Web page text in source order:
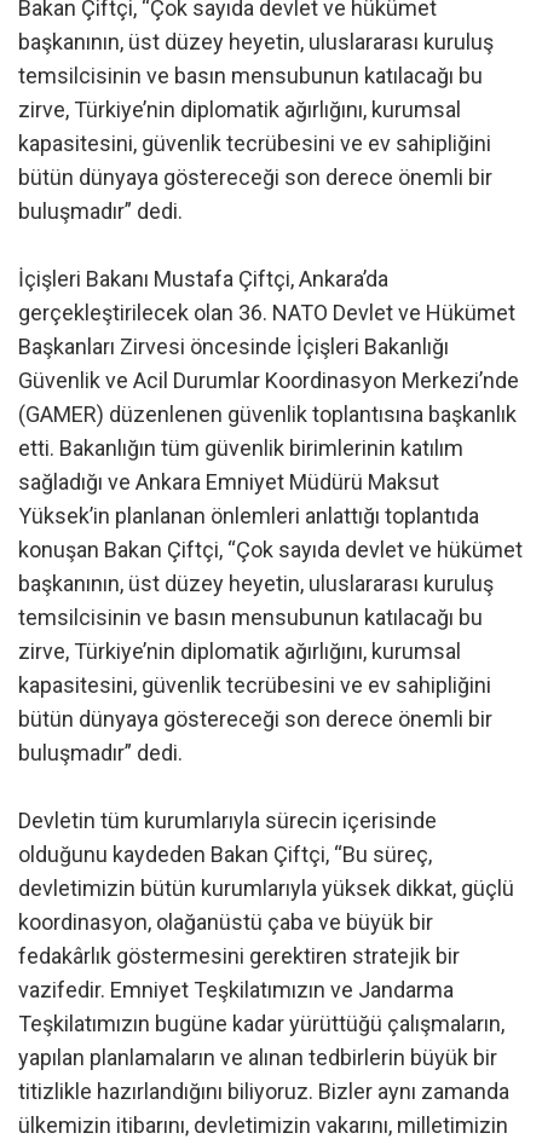
Bakan Çiftçi, “Çok sayıda devlet ve hükümet
başkanının, üst düzey heyetin, uluslararası kuruluş
temsilcisinin ve basın mensubunun katılacağı bu
zirve, Türkiye’nin diplomatik ağırlığını, kurumsal
kapasitesini, güvenlik tecrübesini ve ev sahipliğini
bütün dünyaya göstereceği son derece önemli bir
buluşmadır” dedi.
İçişleri Bakanı Mustafa Çiftçi, Ankara’da
gerçekleştirilecek olan 36. NATO Devlet ve Hükümet
Başkanları Zirvesi öncesinde İçişleri Bakanlığı
Güvenlik ve Acil Durumlar Koordinasyon Merkezi’nde
(GAMER) düzenlenen güvenlik toplantısına başkanlık
etti. Bakanlığın tüm güvenlik birimlerinin katılım
sağladığı ve Ankara Emniyet Müdürü Maksut
Yüksek’in planlanan önlemleri anlattığı toplantıda
konuşan Bakan Çiftçi, “Çok sayıda devlet ve hükümet
başkanının, üst düzey heyetin, uluslararası kuruluş
temsilcisinin ve basın mensubunun katılacağı bu
zirve, Türkiye’nin diplomatik ağırlığını, kurumsal
kapasitesini, güvenlik tecrübesini ve ev sahipliğini
bütün dünyaya göstereceği son derece önemli bir
buluşmadır” dedi.
Devletin tüm kurumlarıyla sürecin içerisinde
olduğunu kaydeden Bakan Çiftçi, “Bu süreç,
devletimizin bütün kurumlarıyla yüksek dikkat, güçlü
koordinasyon, olağanüstü çaba ve büyük bir
fedakârlık göstermesini gerektiren stratejik bir
vazifedir. Emniyet Teşkilatımızın ve Jandarma
Teşkilatımızın bugüne kadar yürüttüğü çalışmaların,
yapılan planlamaların ve alınan tedbirlerin büyük bir
titizlikle hazırlandığını biliyoruz. Bizler aynı zamanda
ülkemizin itibarını, devletimizin vakarını, milletimizin